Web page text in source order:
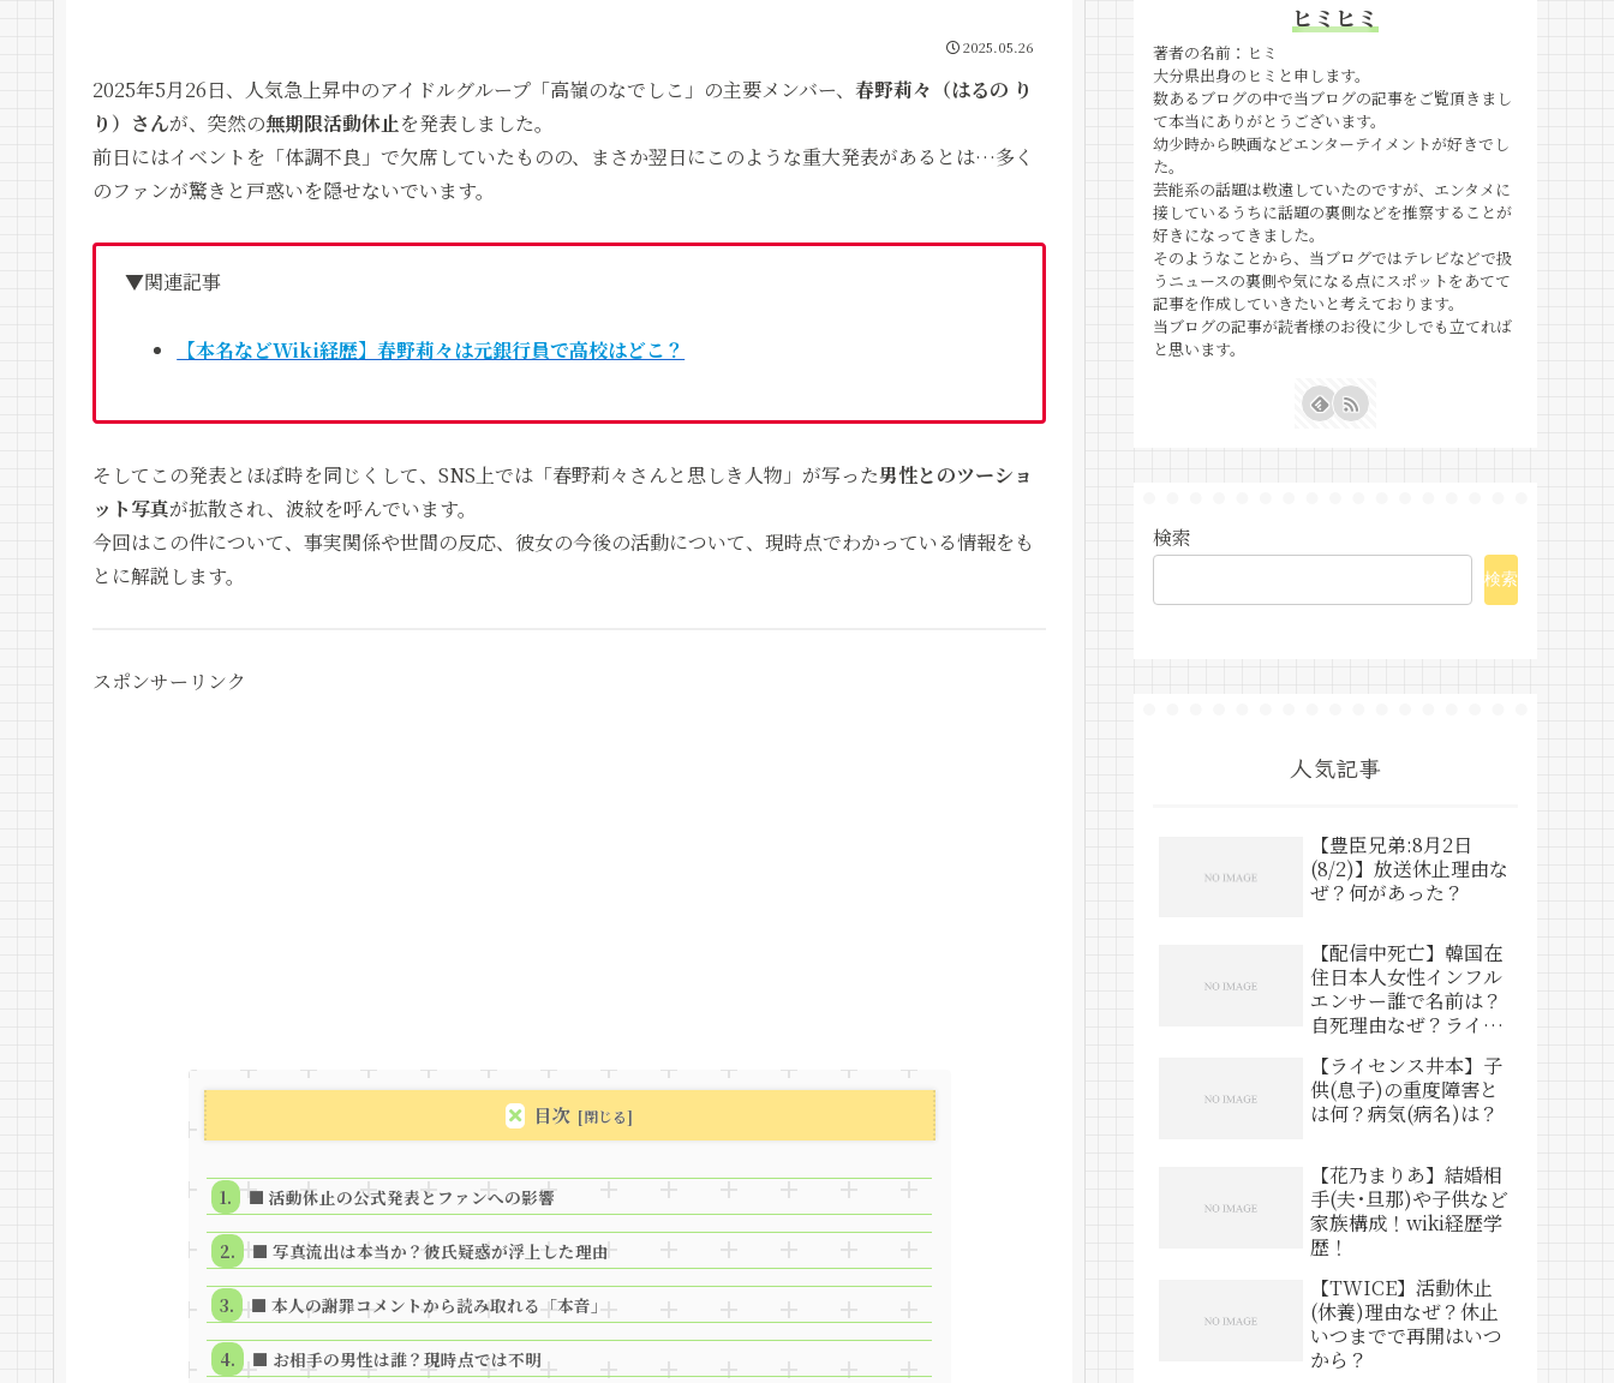
2025.05.26
2025年5月26日、人気急上昇中のアイドルグループ「高嶺のなでしこ」の主要メンバー、 春野莉々（はるの り
り）さんが、突然の無期限活動休止を発表しました。
前日にはイベントを「体調不良」で欠席していたものの、まさか翌日にこのような重大発表があるとは…多く
のファンが驚きと戸惑いを隠せないでいます。
▼関連記事
【本名などWiki経歴】春野莉々は元銀行員で高校はどこ？
そしてこの発表とほぼ時を同じくして、SNS上では「春野莉々さんと思しき人物」が写った男性とのツーショ
ット写真が拡散され、波紋を呼んでいます。
今回はこの件について、事実関係や世間の反応、彼女の今後の活動について、現時点でわかっている情報をも
とに解説します。
スポンサーリンク
目次
■ 活動休止の公式発表とファンへの影響
■ 写真流出は本当か？彼氏疑惑が浮上した理由
■ 本人の謝罪コメントから読み取れる「本音」
■ お相手の男性は誰？現時点では不明
ヒミヒミ
著者の名前：ヒミ
大分県出身のヒミと申します。
数あるブログの中で当ブログの記事をご覧頂きまし
て本当にありがとうございます。
幼少時から映画などエンターテイメントが好きでし
た。
芸能系の話題は敬遠していたのですが、エンタメに
接しているうちに話題の裏側などを推察することが
好きになってきました。
そのようなことから、当ブログではテレビなどで扱
うニュースの裏側や気になる点にスポットをあてて
記事を作成していきたいと考えております。
当ブログの記事が読者様のお役に少しでも立てれば
と思います。
検索
検索
人気記事
【豊臣兄弟:8月2日
(8/2)】放送休止理由な
ぜ？何があった？
【配信中死亡】韓国在
住日本人女性インフル
エンサー誰で名前は？
自死理由なぜ？ライブ
【ライセンス井本】子
供(息子)の重度障害と
は何？病気(病名)は？
【花乃まりあ】結婚相
手(夫･旦那)や子供など
家族構成！wiki経歴学
歴！
【TWICE】活動休止
(休養)理由なぜ？休止
いつまでで再開はいつ
から？